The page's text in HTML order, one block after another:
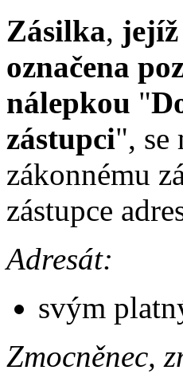
Zásilka, jejíž
označena
nálepkou "
zástupci", se
zákonnému
zástupce
Adresát:
svým
Zmocněnec,